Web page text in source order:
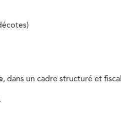
, dans un cadre structuré et
.